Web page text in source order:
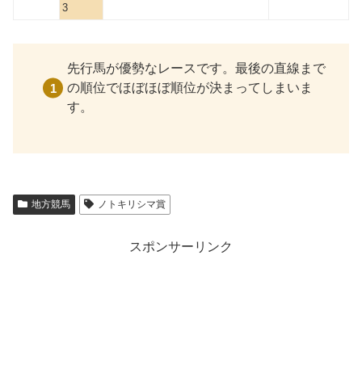
3
先行馬が優勢なレースです。最後の直線まで
の順位でほぼほぼ順位が決まってしまいま
す。
地方競馬 ノトキリシマ賞
スポンサーリンク